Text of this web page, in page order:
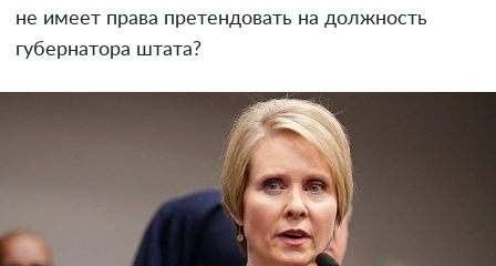
не имеет права претендовать на должность
губернатора штата?